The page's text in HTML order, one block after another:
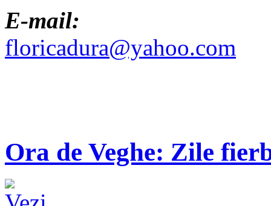
E-mail:
floricadura@yahoo.com
Ora de Veghe: Zile